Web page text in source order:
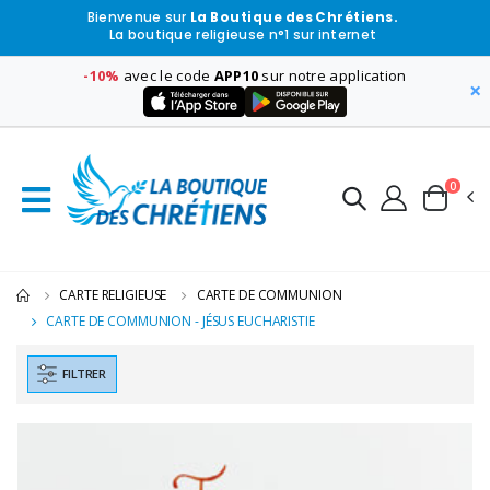
Bienvenue sur La Boutique des Chrétiens.
La boutique religieuse n°1 sur internet
-10% avec le code APP10 sur notre application
×
0
CARTE RELIGIEUSE
CARTE DE COMMUNION
CARTE DE COMMUNION - JÉSUS EUCHARISTIE
FILTRER